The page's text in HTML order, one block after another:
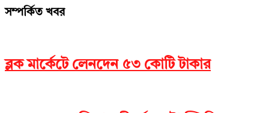
সম্পর্কিত খবর
ব্লক মার্কেটে লেনদেন ৫৩ কোটি টাকার